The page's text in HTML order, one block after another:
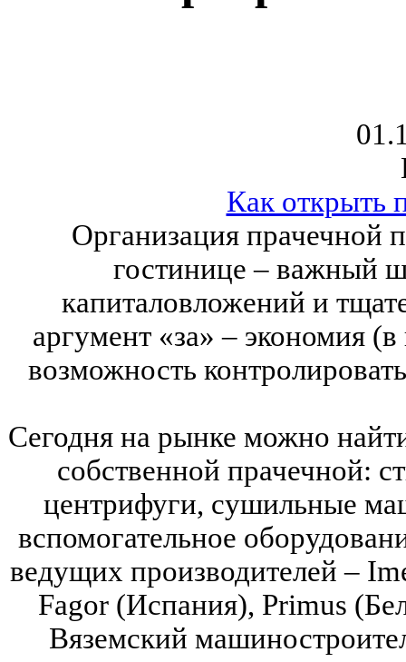
Как открыть
Организация прачечной
гостинице – важный
капиталовложений и
аргумент «за» – экономия
возможность
Сегодня на рынке можно
собственной прачечной:
центрифуги, сушильные
вспомогательное
ведущих производителей –
Fagor (Испания), Primus
Вяземский